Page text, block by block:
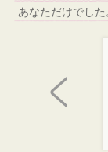
あなただけでした